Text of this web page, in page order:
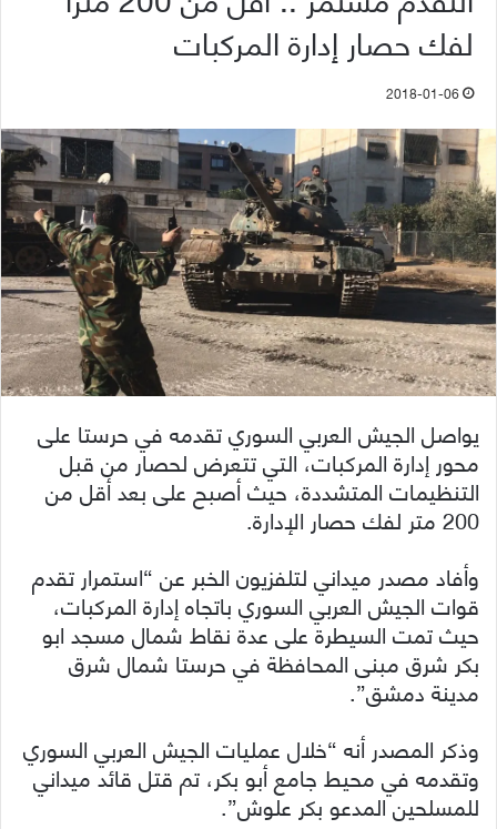
لفك حصار إدارة المركبات
2018-01-06
يواصل الجيش العربي السوري تقدمه في حرستا على
محور إدارة المركبات، التي تتعرض لحصار من قبل
التنظيمات المتشددة، حيث أصبح على بعد أقل من
200 متر لفك حصار الإدارة.
وأفاد مصدر ميداني لتلفزيون الخبر عن “استمرار تقدم
قوات الجيش العربي السوري باتجاه إدارة المركبات،
حيث تمت السيطرة على عدة نقاط شمال مسجد ابو
بكر شرق مبنى المحافظة في حرستا شمال شرق
مدينة دمشق”.
وذكر المصدر أنه “خلال عمليات الجيش العربي السوري
وتقدمه في محيط جامع أبو بكر، تم قتل قائد ميداني
للمسلحين المدعو بكر علوش”.